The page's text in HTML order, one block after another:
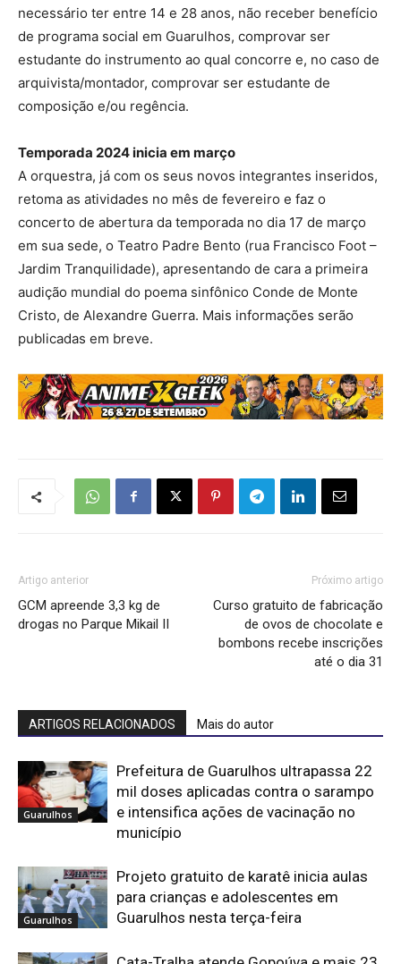
necessário ter entre 14 e 28 anos, não receber benefício
de programa social em Guarulhos, comprovar ser
estudante do instrumento ao qual concorre e, no caso de
arquivista/montador, comprovar ser estudante de
composição e/ou regência.
Temporada 2024 inicia em março
A orquestra, já com os seus novos integrantes inseridos,
retoma as atividades no mês de fevereiro e faz o
concerto de abertura da temporada no dia 17 de março
em sua sede, o Teatro Padre Bento (rua Francisco Foot –
Jardim Tranquilidade), apresentando de cara a primeira
audição mundial do poema sinfônico Conde de Monte
Cristo, de Alexandre Guerra. Mais informações serão
publicadas em breve.
Artigo anterior
GCM apreende 3,3 kg de
drogas no Parque Mikail II
Próximo artigo
Curso gratuito de fabricação
de ovos de chocolate e
bombons recebe inscrições
até o dia 31
ARTIGOS RELACIONADOS Mais do autor
Guarulhos
Prefeitura de Guarulhos ultrapassa 22
mil doses aplicadas contra o sarampo
e intensifica ações de vacinação no
município
Guarulhos
Projeto gratuito de karatê inicia aulas
para crianças e adolescentes em
Guarulhos nesta terça-feira